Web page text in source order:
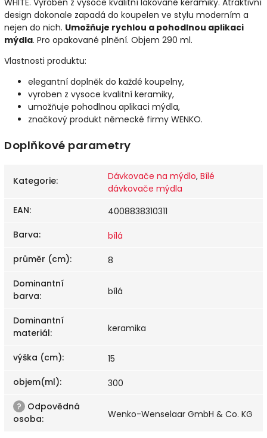
WHITE. Vyroben z vysoce kvalitní lakované keramiky. Atraktivní
design dokonale zapadá do koupelen ve stylu moderním a
nejen do nich. Umožňuje rychlou a pohodlnou aplikaci
mýdla. Pro opakované plnění. Objem 290 ml.
Vlastnosti produktu:
elegantní doplněk do každé koupelny,
vyroben z vysoce kvalitní keramiky,
umožňuje pohodlnou aplikaci mýdla,
značkový produkt německé firmy WENKO.
Doplňkové parametry
Kategorie: Dávkovače na mýdlo, Bílé
dávkovače mýdla
EAN:
4008838310311
Barva:
bílá
průměr (cm):
8
Dominantní
barva: bílá
Dominantní
materiál: keramika
výška (cm):
15
objem(ml):
300
? Odpovědná
osoba: Wenko-Wenselaar GmbH & Co. KG